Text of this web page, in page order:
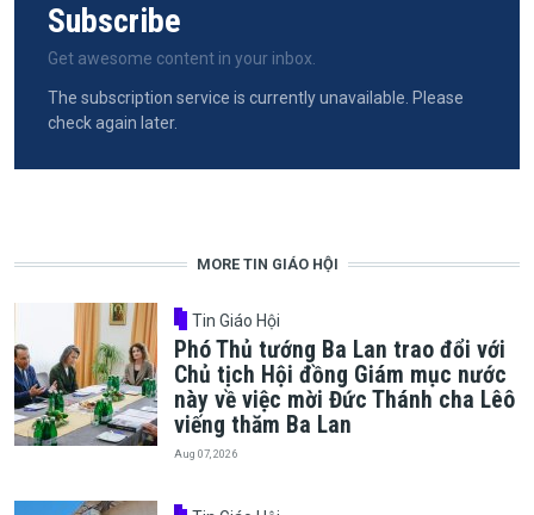
Subscribe
Get awesome content in your inbox.
The subscription service is currently unavailable. Please
check again later.
MORE TIN GIÁO HỘI
Tin Giáo Hội
Phó Thủ tướng Ba Lan trao đổi với
Chủ tịch Hội đồng Giám mục nước
này về việc mời Đức Thánh cha Lêô
viếng thăm Ba Lan
Aug 07, 2026